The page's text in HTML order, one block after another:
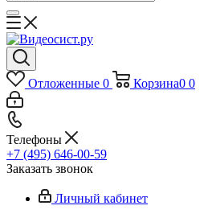
Отложенные 0 Корзина0 0
Телефоны
+7 (495) 646-00-59
Заказать звонок
Личный кабинет